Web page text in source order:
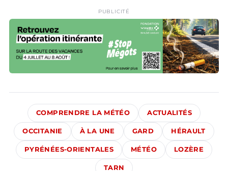
PUBLICITÉ
COMPRENDRE LA MÉTÉO ACTUALITÉS
OCCITANIE À LA UNE GARD HÉRAULT
PYRÉNÉES-ORIENTALES MÉTÉO LOZÈRE
TARN